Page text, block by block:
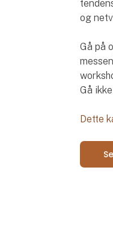
og
Gå på
Gå
Dette